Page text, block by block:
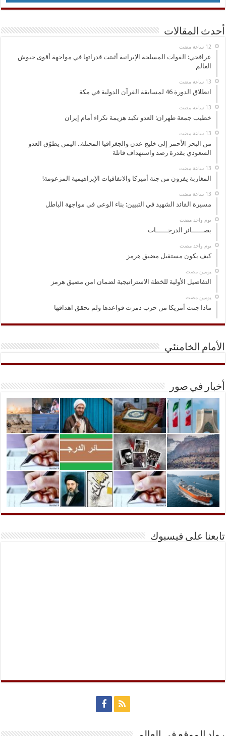
أحدث المقالات
عراقجي: القوات المسلحة الإيرانية أثبتت قدراتها في مواجهة أقوى جيوش
العالم
انطلاق الدورة 46 لمسابقة القرآن الدولية في مكة
خطيب جمعة طهران: العدو تكبد هزيمة نكراء أمام إيران
من البحر الأحمر إلى خليج عدن والجغرافيا المحتلة.. اليمن يطوّق العدو
السعودي بقدرة رصد واستهداف قاتلة
المغاربة يفرون من جنة أميركا والاتفاقيات الإبراهيمية المزعومة!
مسيرة القائد الشهيد في التبيين: بناء الوعي في مواجهة الباطل
‏يوم واحد مضت
بصــــــائر الدرجــــــات
‏يوم واحد مضت
كيف يكون مستقبل مضيق هرمز
‏يومين مضت
التفاصيل الأولية للخطة الاستراتيجية لضمان امن مضيق هرمز
‏يومين مضت
ماذا جنت أمريكا من حرب دمرت قواعدها ولم تحقق اهدافها
الأمام الخامنئي
أخبار في صور
تابعنا على فيسبوك